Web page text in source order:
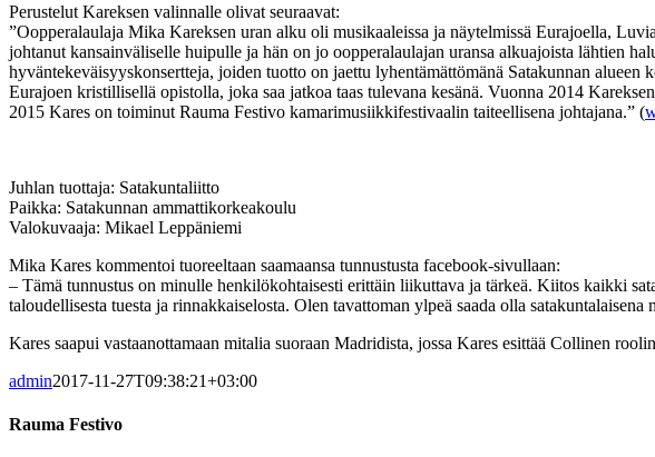
Perustelut Kareksen valinnalle olivat seuraavat:
”Oopperalaulaja Mika Kareksen uran alku oli musikaaleissa ja näytelmissä Eurajoella,
johtanut kansainväliselle huipulle ja hän on jo oopperalaulajan uransa alkuajoista lähtien
hyväntekeväisyyskonsertteja, joiden tuotto on jaettu lyhentämättömänä Satakunnan
Eurajoen kristillisellä opistolla, joka saa jatkoa taas tulevana kesänä. Vuonna 2014
2015 Kares on toiminut Rauma Festivo kamarimusiikkifestivaalin taiteellisena johtajana.” (
Juhlan tuottaja: Satakuntaliitto
Paikka: Satakunnan ammattikorkeakoulu
Valokuvaaja: Mikael Leppäniemi
Mika Kares kommentoi tuoreeltaan saamaansa tunnustusta facebook-sivullaan:
– Tämä tunnustus on minulle henkilökohtaisesti erittäin liikuttava ja tärkeä. Kiitos kaikki
taloudellisesta tuesta ja rinnakkaiselosta. Olen tavattoman ylpeä saada olla
Kares saapui vastaanottamaan mitalia suoraan Madridista, jossa Kares esittää Collinen
admin2017-11-27T09:38:21+03:00
Rauma Festivo